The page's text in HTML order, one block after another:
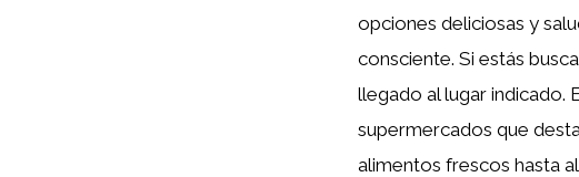
opciones deliciosas y
consciente. Si estás
llegado al lugar indicado.
supermercados que
alimentos frescos hasta